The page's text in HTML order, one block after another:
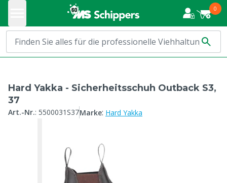
0
Hard Yakka - Sicherheitsschuh Outback S3,
37
Art.-Nr.: 5500031S37Marke: Hard Yakka